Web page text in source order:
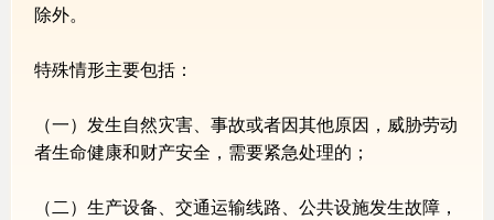
除外。
特殊情形主要包括：
（一）发生自然灾害、事故或者因其他原因，威胁劳动
者生命健康和财产安全，需要紧急处理的；
（二）生产设备、交通运输线路、公共设施发生故障，